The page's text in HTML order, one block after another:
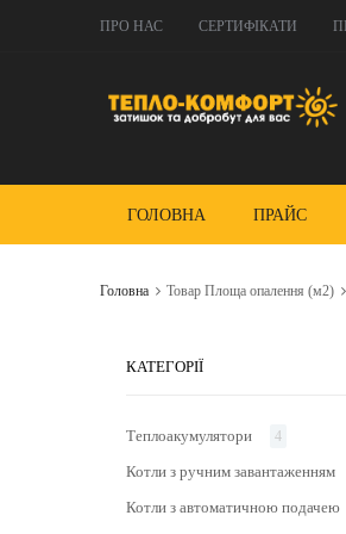
ПРО НАС СЕРТИФІКАТИ
ГОЛОВНА ПРАЙС
Головна Товар Площа опалення (м2)
КАТЕГОРІЇ
Теплоакумулятори 4
Котли з ручним завантаженням
Котли з автоматичною подачею